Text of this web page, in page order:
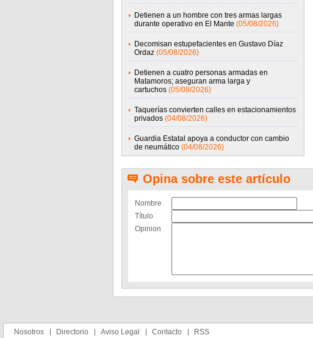
Detienen a un hombre con tres armas largas
durante operativo en El Mante (05/08/2026)
Decomisan estupefacientes en Gustavo Díaz
Ordaz (05/08/2026)
Detienen a cuatro personas armadas en
Matamoros; aseguran arma larga y
cartuchos (05/08/2026)
Taquerías convierten calles en estacionamientos
privados (04/08/2026)
Guardia Estatal apoya a conductor con cambio
de neumático (04/08/2026)
Opina sobre este artículo
Nombre
Título
Opinion
Nosotros Directorio Aviso Legal Contacto RSS